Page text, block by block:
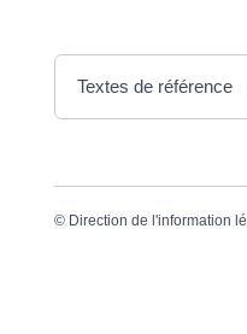
Textes de référence
© Direction de l'information